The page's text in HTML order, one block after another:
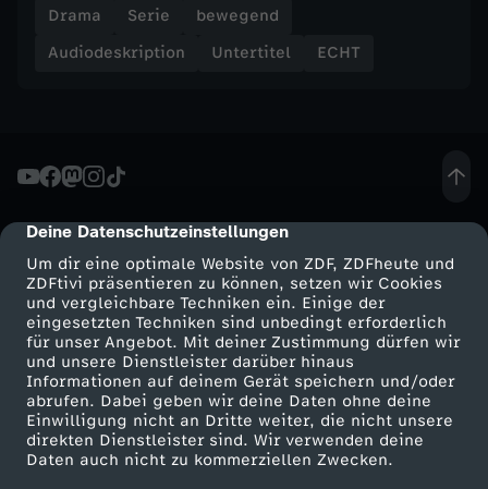
cmp-dialog-description
Deine Datenschutzeinstellungen
Um dir eine optimale Website von ZDF, ZDFheute und
ZDFtivi präsentieren zu können, setzen wir Cookies
und vergleichbare Techniken ein. Einige der
eingesetzten Techniken sind unbedingt erforderlich
für unser Angebot. Mit deiner Zustimmung dürfen wir
und unsere Dienstleister darüber hinaus
Informationen auf deinem Gerät speichern und/oder
abrufen. Dabei geben wir deine Daten ohne deine
Einwilligung nicht an Dritte weiter, die nicht unsere
direkten Dienstleister sind. Wir verwenden deine
Daten auch nicht zu kommerziellen Zwecken.
E
e
.
.
.
Drama Serie
bewegend
Audiodeskription
Untertitel ECHT
Mehr ZDF
ZDF-Apps
Smart TV
ZDFtext
Service
ZDFmitreden
Kontakt zum ZDF
Tickets